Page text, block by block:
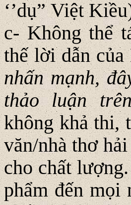
‘’dụ” Việt
c- Không thể
thế lời dẫn
nhấn mạnh,
thảo luận
không khả thi,
văn/nhà thơ
cho chất
phẩm đến mọi